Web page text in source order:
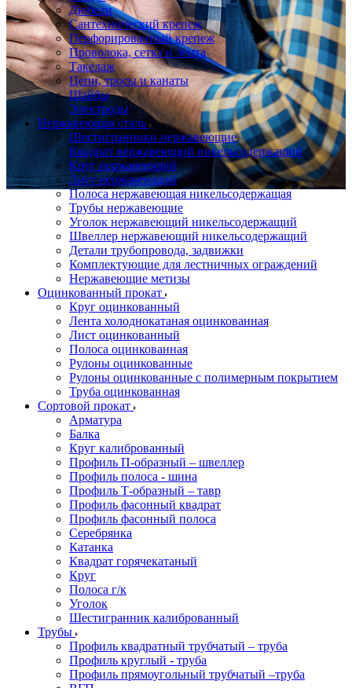
Дюбели
Сантехнический крепеж
Перфорированный крепеж
Проволока, сетка и лента
Такелаж
Цепи, тросы и канаты
Шайбы
Электроды
Нержавеющая сталь
Шестигранники нержавеющие
Квадрат нержавеющий никельсодержащий
Круг нержавеющий
Лист нержавеющий
Полоса нержавеющая никельсодержащая
Трубы нержавеющие
Уголок нержавеющий никельсодержащий
Швеллер нержавеющий никельсодержащий
Детали трубопровода, задвижки
Комплектующие для лестничных ограждений
Нержавеющие метизы
Оцинкованный прокат
Круг оцинкованный
Лента холоднокатаная оцинкованная
Лист оцинкованный
Полоса оцинкованная
Рулоны оцинкованные
Рулоны оцинкованные с полимерным покрытием
Труба оцинкованная
Сортовой прокат
Арматура
Балка
Круг калиброванный
Профиль П-образный – швеллер
Профиль полоса - шина
Профиль Т-образный – тавр
Профиль фасонный квадрат
Профиль фасонный полоса
Серебрянка
Катанка
Квадрат горячекатаный
Круг
Полоса г/к
Уголок
Шестигранник калиброванный
Трубы
Профиль квадратный трубчатый – труба
Профиль круглый - труба
Профиль прямоугольный трубчатый –труба